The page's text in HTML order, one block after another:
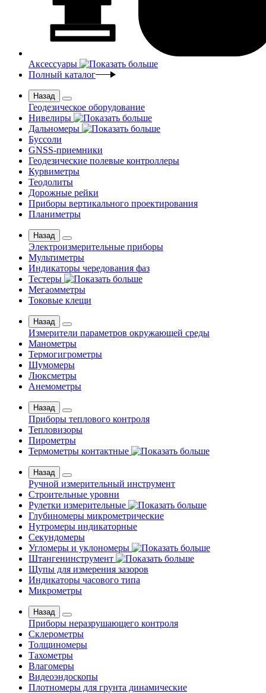
Аксессуары
Полный каталог
Назад
Геодезическое оборудование
Нивелиры
Дальномеры
Буссоли
GNSS-приемники
Геодезические полевые контроллеры
Курвиметры
Теодолиты
Дорожные рейки
Приборы вертикального проектирования
Планиметры
Назад
Электроизмерительные приборы
Мультиметры
Индикаторы чередования фаз
Тестеры
Мегаомметры
Токовые клещи
Назад
Измерители параметров окружающей среды
Манометры
Термогигрометры
Шумомеры
Люксметры
Анемометры
Назад
Приборы теплового контроля
Тепловизоры
Пирометры
Термометры контактные
Назад
Ручной измерительный инструмент
Строительные уровни
Рулетки измерительные
Глубиномеры микрометрические
Нутромеры индикаторные
Секундомеры
Угломеры и уклономеры
Штангенинструмент
Щупы для измерения зазоров
Индикаторы часового типа
Микрометры
Назад
Приборы неразрушающего контроля
Склерометры
Толщиномеры
Тахометры
Влагомеры
Видеоэндоскопы
Плотномеры для грунта динамические